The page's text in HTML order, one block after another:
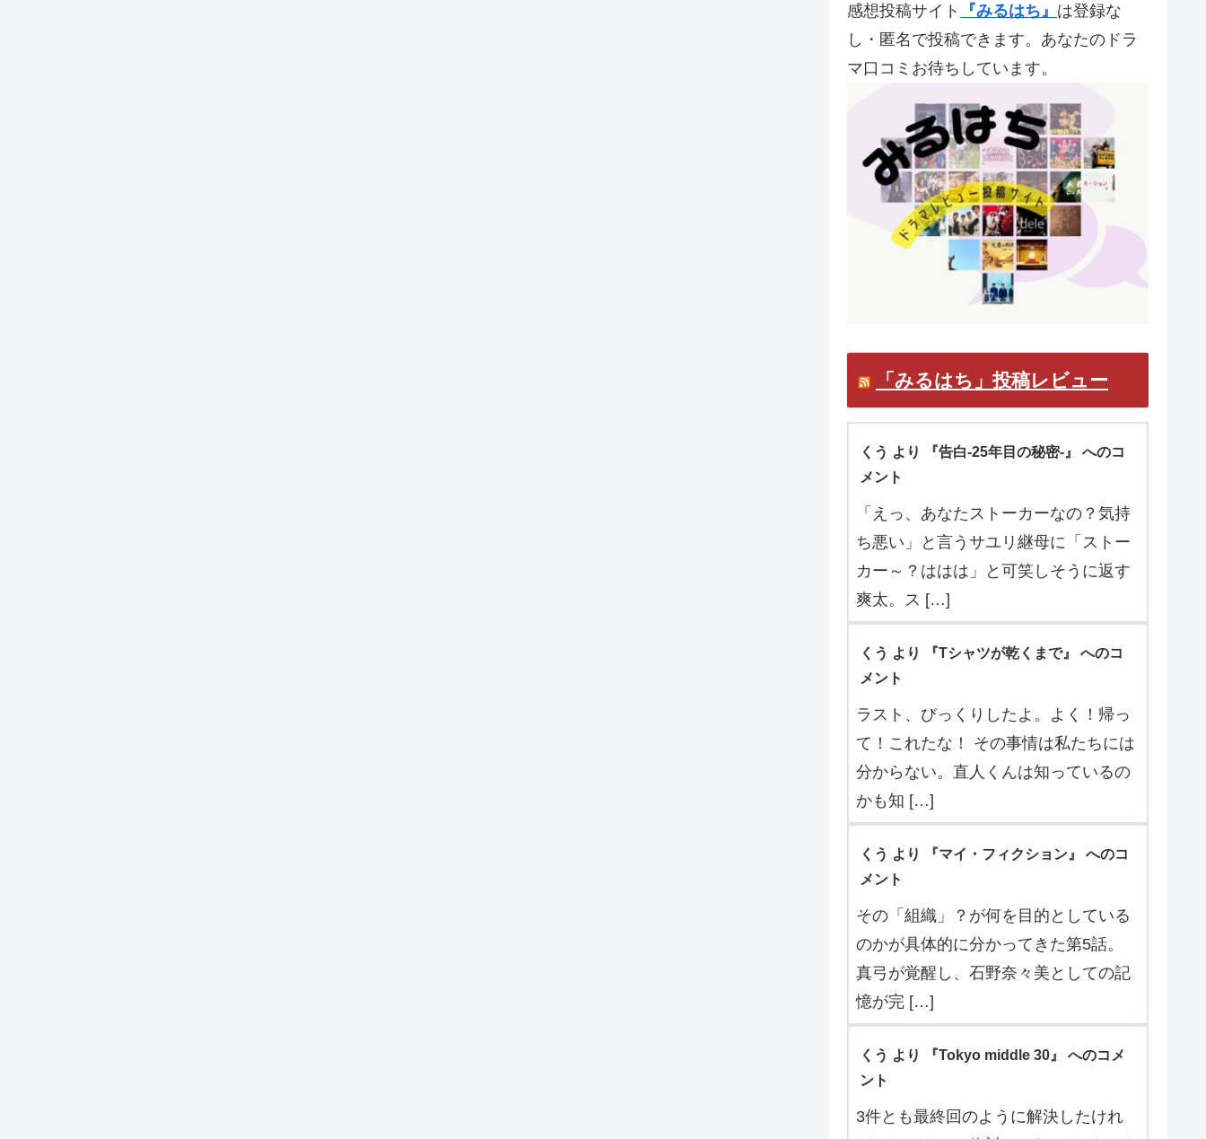
感想投稿サイト 『みるはち』 は登録な
し・匿名で投稿できます。あなたのドラ
マ口コミお待ちしています。
「みるはち」投稿レビュー
くう より 『告白-25年目の秘密-』 へのコ
メント
「えっ、あなたストーカーなの？気持
ち悪い」と言うサユリ継母に「ストー
カー～？ははは」と可笑しそうに返す
爽太。ス […]
くう より 『Tシャツが乾くまで』 へのコ
メント
ラスト、びっくりしたよ。よく！帰っ
て！これたな！ その事情は私たちには
分からない。直人くんは知っているの
かも知 […]
くう より 『マイ・フィクション』 へのコ
メント
その「組織」？が何を目的としている
のかが具体的に分かってきた第5話。
真弓が覚醒し、石野奈々美としての記
憶が完 […]
くう より 『Tokyo middle 30』 へのコメ
ント
3件とも最終回のように解決したけれ